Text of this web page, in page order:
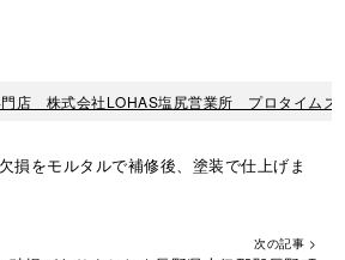
門店 株式会社LOHAS塩尻営業所 プロタイムズ
損をモルタルで補修後、塗装で仕上げま
次の記事 >